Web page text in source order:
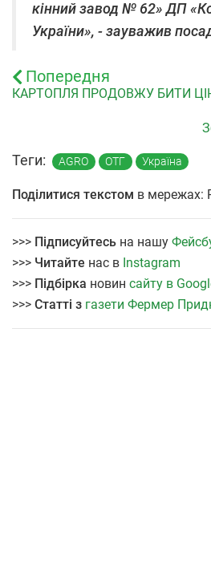
кінний завод № 62» ДП
України», - зауважив
Попередня
КАРТОПЛЯ ПРОДОВЖУ БИТИ
Теги: AGRO ОТГ Україна
Поділитися текстом в мережах:
>>> Підписуйтесь на нашу
>>> Читайте нас в Instagram
>>> Підбірка новин сайту в
>>> Статті з газети Фермер